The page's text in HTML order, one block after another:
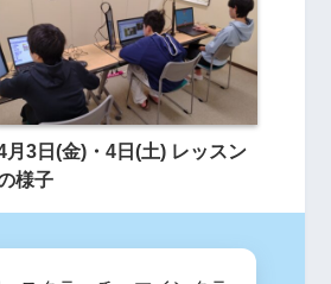
月3日(金)・4日(土) レッスン
様子